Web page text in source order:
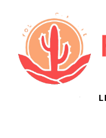
content